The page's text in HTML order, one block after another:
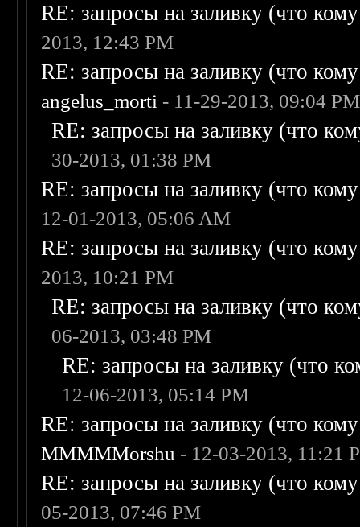
RE: запросы на заливку (что
2013, 12:43 PM
RE: запросы на заливку (что
angelus_morti - 11-29-2013, 09:04 PM
RE: запросы на заливку (что
30-2013, 01:38 PM
RE: запросы на заливку (что
12-01-2013, 05:06 AM
RE: запросы на заливку (что
2013, 10:21 PM
RE: запросы на заливку (что
06-2013, 03:48 PM
RE: запросы на заливку (что
12-06-2013, 05:14 PM
RE: запросы на заливку (что
MMMMMorshu - 12-03-2013, 11:21
RE: запросы на заливку (что
05-2013, 07:46 PM